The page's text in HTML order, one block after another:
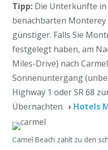
Tipp: Die Unterkünfte
benachbarten Monterey
günstiger. Falls Sie
festgelegt haben, am
Miles-Drive) nach
Sonnenuntergang
Highway 1 oder SR 68
Übernachten. › Hotels
Camel Beach zählt zu den